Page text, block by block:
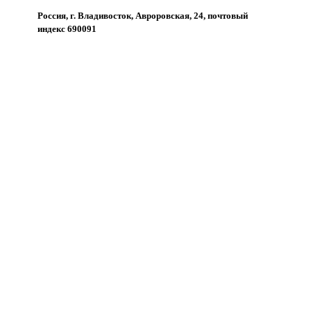
Россия, г. Владивосток, Авроровская, 24, почтовый
индекс 690091